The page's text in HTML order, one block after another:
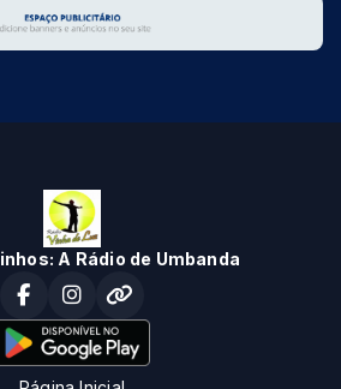
A Rádio de Umbanda